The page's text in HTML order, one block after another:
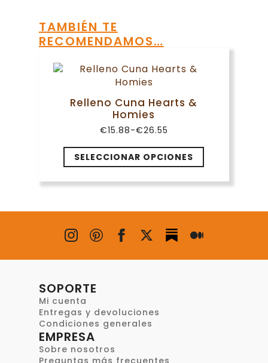
TAMBIÉN TE
RECOMENDAMOS…
Relleno Cuna Hearts &
Homies
€15.88-€26.55
Rango
precios:
desde
hasta
SELECCIONAR OPCIONES
Este
producto
tiene
opciones
se
pueden
en
la
página
de
producto
SOPORTE
Mi cuenta
Entregas y devoluciones
Condiciones generales
EMPRESA
Sobre nosotros
Preguntas más frecuentes